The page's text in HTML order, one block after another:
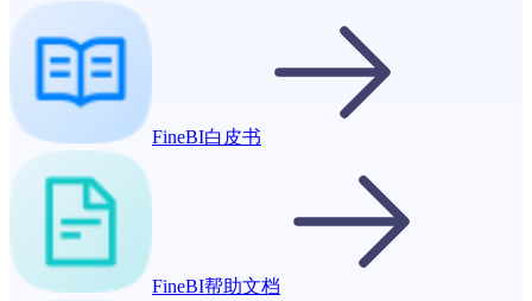
FineBI白皮书
FineBI帮助文档